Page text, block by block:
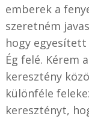
emberek a
szeretném
hogy
Ég felé. Kérem
keresztény
különféle
keresztényt,